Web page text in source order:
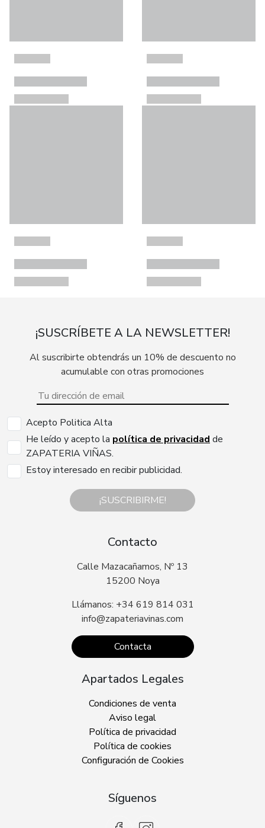
¡SUSCRÍBETE A LA NEWSLETTER!
Al suscribirte obtendrás un 10% de descuento no
acumulable con otras promociones
Acepto Politica Alta
He leído y acepto la política de privacidad de
ZAPATERIA VIÑAS.
Estoy interesado en recibir publicidad.
¡SUSCRIBIRME!
Contacto
Calle Mazacañamos, Nº 13
15200 Noya
Llámanos: +34 619 814 031
info@zapateriavinas.com
Contacta
Apartados Legales
Condiciones de venta
Aviso legal
Política de privacidad
Política de cookies
Configuración de Cookies
Síguenos